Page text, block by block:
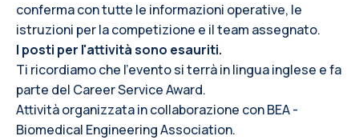
conferma con tutte le informazioni operative, le
istruzioni per la competizione e il team assegnato.
I posti per l'attività sono esauriti.
Ti ricordiamo che l’evento si terrà in lingua inglese e fa
parte del Career Service Award.
Attività organizzata in collaborazione con BEA -
Biomedical Engineering Association.